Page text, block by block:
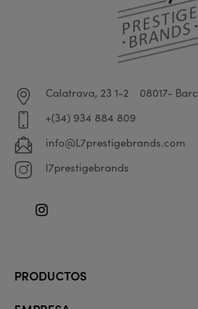
Calatrava, 23 1-2
08017-
+(34) 934 884 809
info@L7prestigebrands.com
l7prestigebrands
Instagram
PRODUCTOS